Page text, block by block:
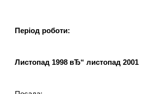
Період роботи:
Листопад 1998 вЂ“ листопад 2001